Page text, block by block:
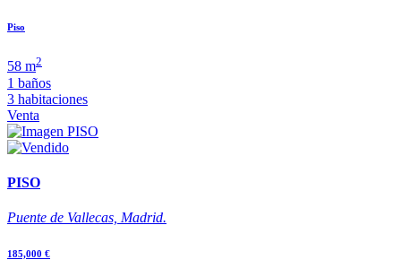
Piso
58 m2
1 baños
3 habitaciones
Venta
PISO
Puente de Vallecas, Madrid.
185,000 €